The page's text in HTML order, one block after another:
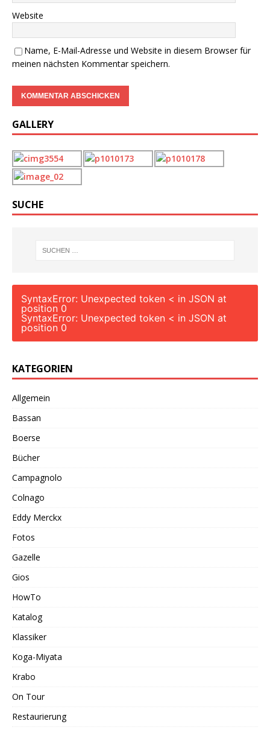
Website
Name, E-Mail-Adresse und Website in diesem Browser für
meinen nächsten Kommentar speichern.
GALLERY
SUCHE
SyntaxError: Unexpected token < in JSON at
position 0
SyntaxError: Unexpected token < in JSON at
position 0
KATEGORIEN
Allgemein
Bassan
Boerse
Bücher
Campagnolo
Colnago
Eddy Merckx
Fotos
Gazelle
Gios
HowTo
Katalog
Klassiker
Koga-Miyata
Krabo
On Tour
Restaurierung